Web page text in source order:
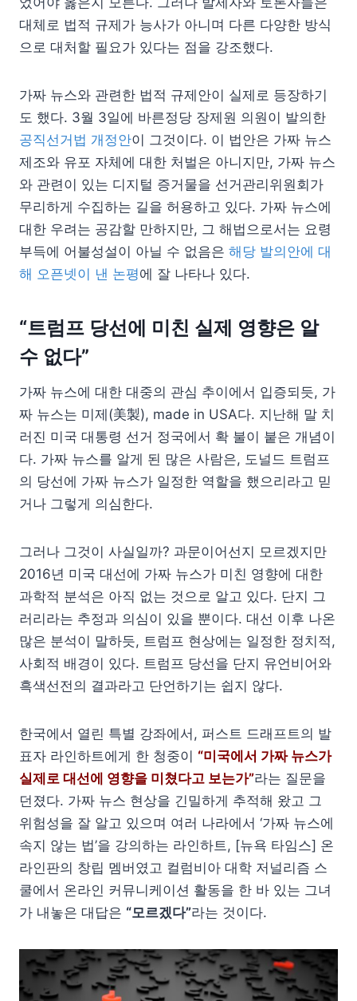
대체로 법적 규제가 능사가 아니며 다른 다양한 방식
으로 대처할 필요가 있다는 점을 강조했다.
가짜 뉴스와 관련한 법적 규제안이 실제로 등장하기
도 했다. 3월 3일에 바른정당 장제원 의원이 발의한
공직선거법 개정안이 그것이다. 이 법안은 가짜 뉴스
제조와 유포 자체에 대한 처벌은 아니지만, 가짜 뉴스
와 관련이 있는 디지털 증거물을 선거관리위원회가
무리하게 수집하는 길을 허용하고 있다. 가짜 뉴스에
대한 우려는 공감할 만하지만, 그 해법으로서는 요령
부득에 어불성설이 아닐 수 없음은 해당 발의안에 대
해 오픈넷이 낸 논평에 잘 나타나 있다.
“트럼프 당선에 미친 실제 영향은 알
수 없다”
가짜 뉴스에 대한 대중의 관심 추이에서 입증되듯, 가
짜 뉴스는 미제(美製), made in USA다. 지난해 말 치
러진 미국 대통령 선거 정국에서 확 불이 붙은 개념이
다. 가짜 뉴스를 알게 된 많은 사람은, 도널드 트럼프
의 당선에 가짜 뉴스가 일정한 역할을 했으리라고 믿
거나 그렇게 의심한다.
그러나 그것이 사실일까? 과문이어선지 모르겠지만
2016년 미국 대선에 가짜 뉴스가 미친 영향에 대한
과학적 분석은 아직 없는 것으로 알고 있다. 단지 그
러리라는 추정과 의심이 있을 뿐이다. 대선 이후 나온
많은 분석이 말하듯, 트럼프 현상에는 일정한 정치적,
사회적 배경이 있다. 트럼프 당선을 단지 유언비어와
흑색선전의 결과라고 단언하기는 쉽지 않다.
한국에서 열린 특별 강좌에서, 퍼스트 드래프트의 발
표자 라인하트에게 한 청중이 “미국에서 가짜 뉴스가
실제로 대선에 영향을 미쳤다고 보는가”라는 질문을
던졌다. 가짜 뉴스 현상을 긴밀하게 추적해 왔고 그
위험성을 잘 알고 있으며 여러 나라에서 ‘가짜 뉴스에
속지 않는 법’을 강의하는 라인하트, [뉴욕 타임스] 온
라인판의 창립 멤버였고 컬럼비아 대학 저널리즘 스
쿨에서 온라인 커뮤니케이션 활동을 한 바 있는 그녀
가 내놓은 대답은 “모르겠다”라는 것이다.